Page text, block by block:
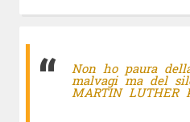
Non ho paura
malvagi ma del
MARTIN LUTHER